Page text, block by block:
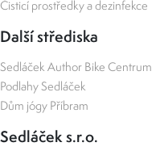
Čisticí prostředky a dezinfekce
Další střediska
Sedláček Author Bike Centrum
Podlahy Sedláček
Dům jógy Příbram
Sedláček s.r.o.